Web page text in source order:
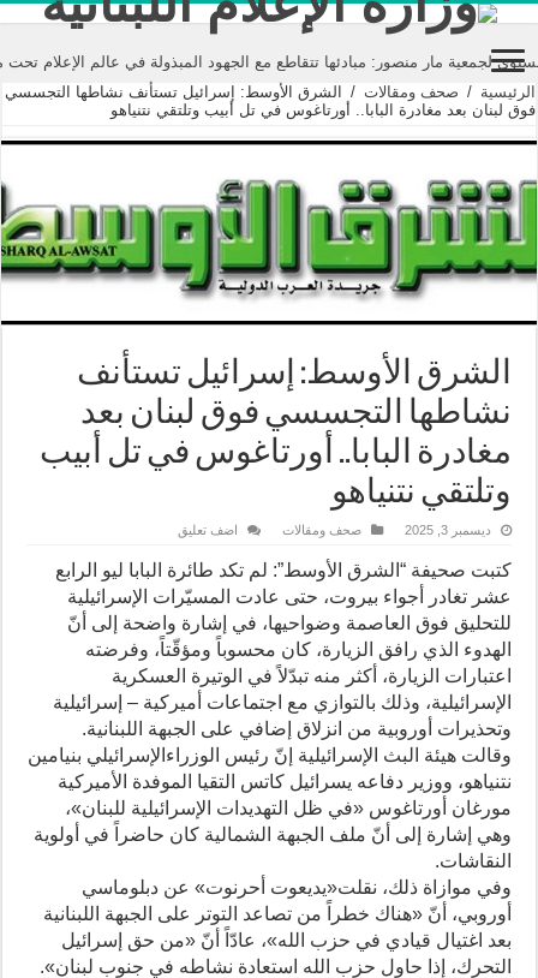
مار منصور: مبادئها تتقاطع مع الجهود المبذولة في عالم الإعلام تحت مسمى
الرئيسية / صحف ومقالات /
الشرق الأوسط: إسرائيل تستأنف نشاطها التجسسي
فوق لبنان بعد مغادرة البابا.. أورتاغوس في تل أبيب وتلتقي نتنياهو
الشرق الأوسط: إسرائيل تستأنف
نشاطها التجسسي فوق لبنان بعد
مغادرة البابا.. أورتاغوس في تل أبيب
وتلتقي نتنياهو
ديسمبر 3, 2025 صحف ومقالات اضف تعليق
كتبت صحيفة “الشرق الأوسط”: لم تكد طائرة البابا ليو الرابع
عشر تغادر أجواء بيروت، حتى عادت المسيّرات الإسرائيلية
للتحليق فوق العاصمة وضواحيها، في إشارة واضحة إلى أنّ
الهدوء الذي رافق الزيارة، كان محسوباً ومؤقّتاً، وفرضته
اعتبارات الزيارة، أكثر منه تبدّلاً في الوتيرة العسكرية
الإسرائيلية، وذلك بالتوازي مع اجتماعات أميركية – إسرائيلية
وتحذيرات أوروبية من انزلاق إضافي على الجبهة اللبنانية.
وقالت هيئة البث الإسرائيلية إنّ رئيس الوزراءالإسرائيلي بنيامين
نتنياهو، ووزير دفاعه يسرائيل كاتس التقيا الموفدة الأميركية
مورغان أورتاغوس «في ظل التهديدات الإسرائيلية للبنان»،
وهي إشارة إلى أنّ ملف الجبهة الشمالية كان حاضراً في أولوية
النقاشات.
وفي موازاة ذلك، نقلت«يديعوت أحرنوت» عن دبلوماسي
أوروبي، أنّ «هناك خطراً من تصاعد التوتر على الجبهة اللبنانية
بعد اغتيال قيادي في حزب الله»، عادّاً أنّ «من حق إسرائيل
التحرك، إذا حاول حزب الله استعادة نشاطه في جنوب لبنان».